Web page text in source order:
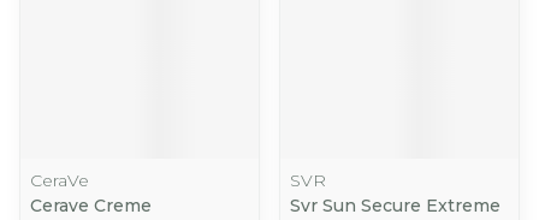
CeraVe
Cerave Creme
SVR
Svr Sun Secure Extreme